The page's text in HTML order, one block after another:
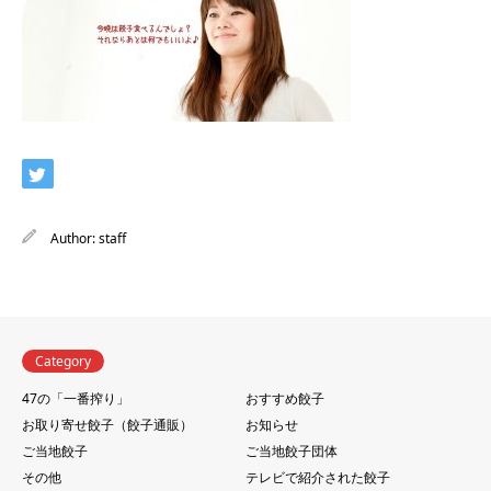
Author:staff
Category
47の「一番搾り」
おすすめ餃子
お取り寄せ餃子（餃子通販）
お知らせ
ご当地餃子
ご当地餃子団体
その他
テレビで紹介された餃子